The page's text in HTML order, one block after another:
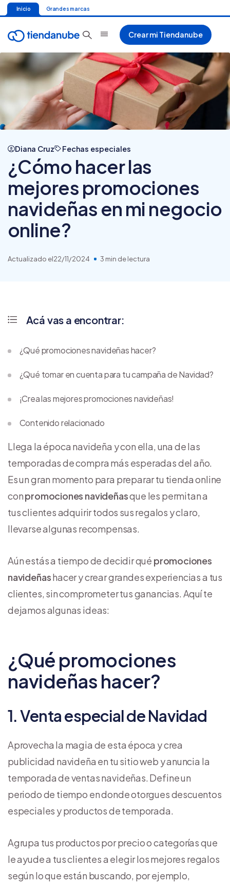
Inicio Grandes marcas
Crear mi Tiendanube
Diana Cruz Fechas especiales
¿Cómo hacer las
mejores promociones
navideñas en mi negocio
online?
Actualizado el22/11/2024 3 min de lectura
Llega la época navideña y con ella, una de las
temporadas de compra más esperadas del año.
Es un gran momento para preparar tu tienda online
conpromociones navideñasque les permitan a
tus clientes adquirir todos sus regalos y claro,
llevarse algunas recompensas.
Aún estás a tiempo de decidir qué promociones
navideñashacer y crear grandes experiencias a tus
clientes, sin comprometer tus ganancias. Aquí te
dejamos algunas ideas:
¿Qué promociones
navideñas hacer?
1. Venta especial de Navidad
Aprovecha la magia de esta época y crea
publicidad navideña en tu sitio web y anuncia la
temporada de ventas navideñas. Define un
periodo de tiempo en donde otorgues descuentos
especiales y productos de temporada.
Agrupa tus productos por precio o categorías que
le ayude a tus clientes a elegir los mejores regalos
según lo que están buscando, por ejemplo,
Acá vas a encontrar:
¿Qué promociones navideñas hacer?
¿Qué tomar en cuenta para tu campaña de Navidad?
¡Crea las mejores promociones navideñas!
Contenido relacionado